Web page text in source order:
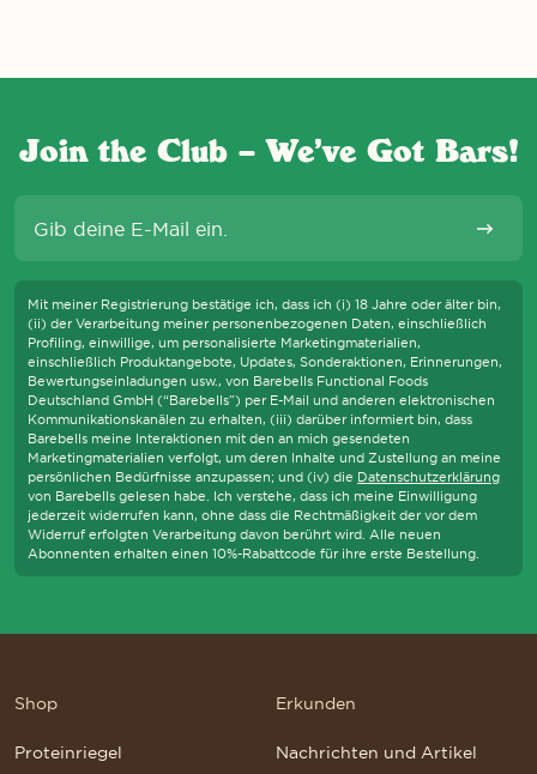
Join the Club – We’ve Got Bars!
Mit meiner Registrierung bestätige ich, dass ich (i) 18 Jahre oder älter bin,
(ii) der Verarbeitung meiner personenbezogenen Daten, einschließlich
Profiling, einwillige, um personalisierte Marketingmaterialien,
einschließlich Produktangebote, Updates, Sonderaktionen, Erinnerungen,
Bewertungseinladungen usw., von Barebells Functional Foods
Deutschland GmbH (“Barebells”) per E-Mail und anderen elektronischen
Kommunikationskanälen zu erhalten, (iii) darüber informiert bin, dass
Barebells meine Interaktionen mit den an mich gesendeten
Marketingmaterialien verfolgt, um deren Inhalte und Zustellung an meine
persönlichen Bedürfnisse anzupassen; und (iv) die Datenschutzerklärung
von Barebells gelesen habe. Ich verstehe, dass ich meine Einwilligung
jederzeit widerrufen kann, ohne dass die Rechtmäßigkeit der vor dem
Widerruf erfolgten Verarbeitung davon berührt wird. Alle neuen
Abonnenten erhalten einen 10%-Rabattcode für ihre erste Bestellung.
Shop
Proteinriegel
Erkunden
Nachrichten und Artikel